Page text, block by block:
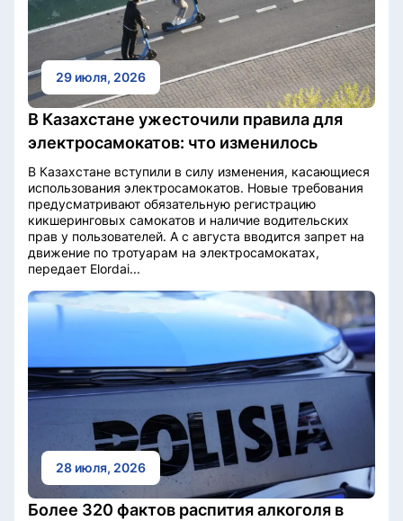
29 июля, 2026
В Казахстане ужесточили правила для
электросамокатов: что изменилось
В Казахстане вступили в силу изменения, касающиеся
использования электросамокатов. Новые требования
предусматривают обязательную регистрацию
кикшеринговых самокатов и наличие водительских
прав у пользователей. А с августа вводится запрет на
движение по тротуарам на электросамокатах,
передает Elordai...
28 июля, 2026
Более 320 фактов распития алкоголя в